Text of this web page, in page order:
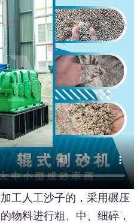
工人工沙子的，采用碾压
物料进行粗、中、细碎，